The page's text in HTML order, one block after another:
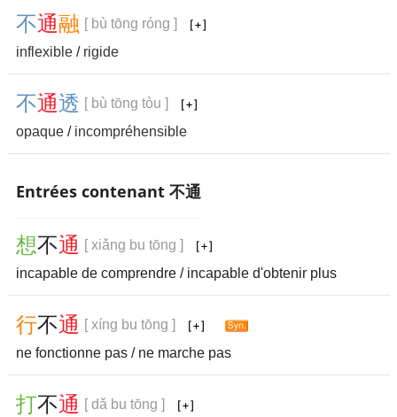
不通融 [ bù tōng róng ]
inflexible / rigide
不通透 [ bù tōng tòu ]
opaque / incompréhensible
Entrées contenant 不通
想不通 [ xiǎng bu tōng ]
incapable de comprendre / incapable d'obtenir plus
行不通 [ xíng bu tōng ]
ne fonctionne pas / ne marche pas
打不通 [ dǎ bu tōng ]